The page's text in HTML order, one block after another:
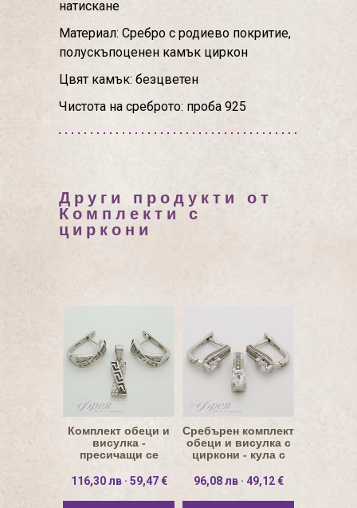
натискане
Материал: Сребро с родиево покритие,
полускъпоценен камък циркон
Цвят камък: безцветен
Чистота на среброто: проба 925
Други продукти от
Комплекти с
циркони
Комплект обеци и
висулка -
пресичащи се
лента циркони
116,30 лв · 59,47 €
Сребърен комплект
обеци и висулка с
циркони - кула с
96,08 лв · 49,12 €